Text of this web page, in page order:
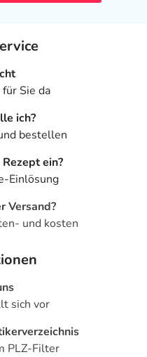
Sie da
ich?
bestellen
ein?
Einlösung
Versand?
und kosten
sich vor
PLZ-Filter